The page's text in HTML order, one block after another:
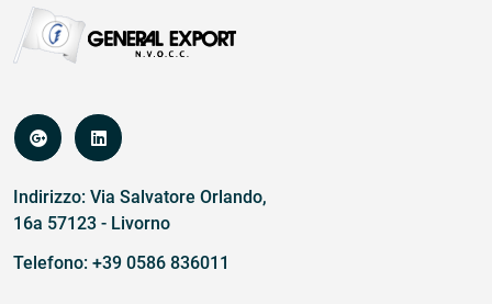
Indirizzo: Via Salvatore Orlando,
16a 57123 - Livorno
Telefono: +39 0586 836011